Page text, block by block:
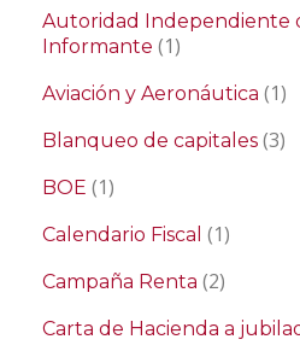
Autoridad Independiente
Informante (1)
Aviación y Aeronáutica (1)
Blanqueo de capitales (3)
BOE (1)
Calendario Fiscal (1)
Campaña Renta (2)
Carta de Hacienda a